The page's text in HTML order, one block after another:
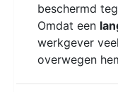
beschermd
Omdat een
werkgever
overwegen